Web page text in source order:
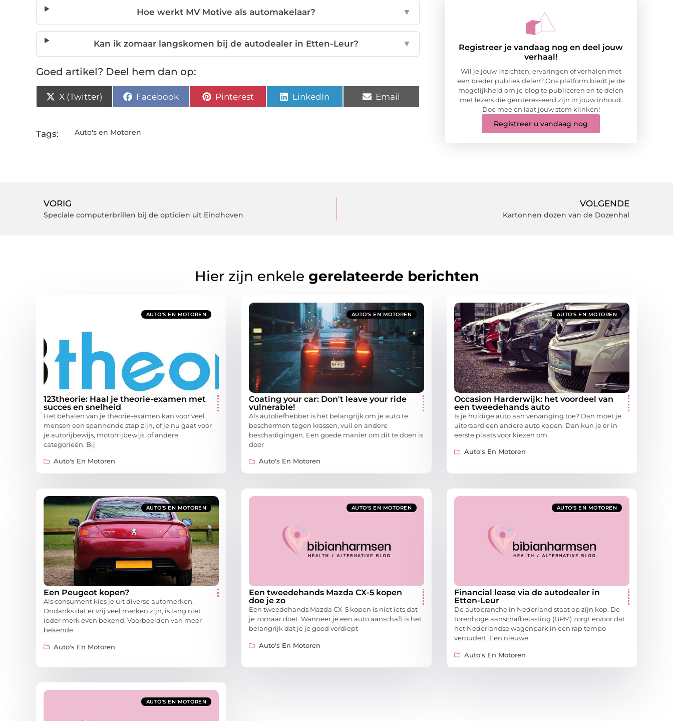
Hoe werkt MV Motive als automakelaar? ▼
Kan ik zomaar langskomen bij de autodealer in Etten-Leur? ▼
Goed artikel? Deel hem dan op:
X (Twitter) Facebook Pinterest LinkedIn Email
Tags: Auto's en Motoren
Registreer je vandaag nog en deel jouw
verhaal!
Wil je jouw inzichten, ervaringen of verhalen met
een breder publiek delen? Ons platform biedt je de
mogelijkheid om je blog te publiceren en te delen
met lezers die geïnteresseerd zijn in jouw inhoud.
Doe mee en laat jouw stem klinken!
Registreer u vandaag nog
VORIG
Speciale computerbrillen bij de opticien uit Eindhoven
VOLGENDE
Kartonnen dozen van de Dozenhal
Hier zijn enkele gerelateerde berichten
AUTO'S EN MOTOREN
123theorie: Haal je theorie-examen met
succes en snelheid
Het behalen van je theorie-examen kan voor veel
mensen een spannende stap zijn, of je nu gaat voor
je autorijbewijs, motorrijbewijs, of andere
categorieën. Bij
Auto's En Motoren
AUTO'S EN MOTOREN
Coating your car: Don't leave your ride
vulnerable!
Als autoliefhebber is het belangrijk om je auto te
beschermen tegen krassen, vuil en andere
beschadigingen. Een goede manier om dit te doen is
door
Auto's En Motoren
AUTO'S EN MOTOREN
Occasion Harderwijk: het voordeel van
een tweedehands auto
Is je huidige auto aan vervanging toe? Dan moet je
uiteraard een andere auto kopen. Dan kun je er in
eerste plaats voor kiezen om
Auto's En Motoren
AUTO'S EN MOTOREN
Een Peugeot kopen?
Als consument kies je uit diverse automerken.
Ondanks dat er vrij veel merken zijn, is lang niet
ieder merk even bekend. Voorbeelden van meer
bekende
Auto's En Motoren
AUTO'S EN MOTOREN
Een tweedehands Mazda CX-5 kopen
doe je zo
Een tweedehands Mazda CX-5 kopen is niet iets dat
je zomaar doet. Wanneer je een auto aanschaft is het
belangrijk dat je je goed verdiept
Auto's En Motoren
AUTO'S EN MOTOREN
Financial lease via de autodealer in
Etten-Leur
De autobranche in Nederland staat op zijn kop. De
torenhoge aanschafbelasting (BPM) zorgt ervoor dat
het Nederlandse wagenpark in een rap tempo
veroudert. Een nieuwe
Auto's En Motoren
AUTO'S EN MOTOREN